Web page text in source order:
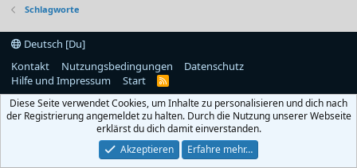
Schlagworte
Deutsch [Du]
Kontakt
Nutzungsbedingungen
Datenschutz
Hilfe und Impressum
Start
R
S
Diese Seite verwendet Cookies, um Inhalte zu personalisieren und dich nach
der Registrierung angemeldet zu halten. Durch die Nutzung unserer Webseite
erklärst du dich damit einverstanden.
Akzeptieren
Erfahre mehr…